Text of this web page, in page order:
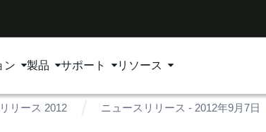
ン 製品 サポート リソース
リース 2012 ニュースリリース - 2012年9月7日